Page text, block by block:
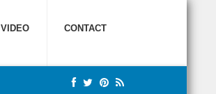
VIDEO CONTACT